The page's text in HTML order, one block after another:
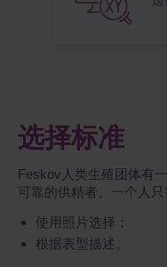
选择标准
Feskov人类生殖团体有
可靠的供精者。一个人
使用照片选择；
根据表型描述。